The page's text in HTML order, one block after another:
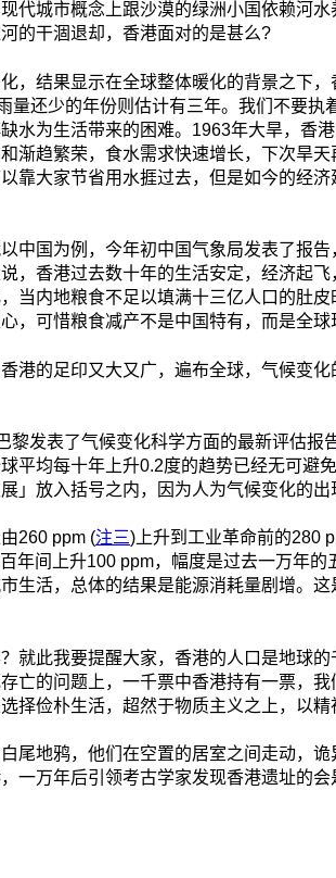
代城市概念上跟沙漠的绿洲小国依赖河
的干涸退却，香港面对的是甚么?
结果显示在全球整体暖化的背景之下
还少的年份则估计有三年。我们不要
水为生活带来的困难。1963年大旱，香
渐趋繁荣，食水需求快速增长，下次旱
靠大家节省用水捱过去，但是如今的经
国为例，今年初中国气象局发表了报
香港过去数十年的生活安定，经济起
当内地粮食不足以填满十三亿人口的肚
可惜粮食减产不是中国特有，而是全
的足印又大又广，遍布全球，气候变
黎发表了气候变化科学方面的最新评估报
平均每十年上升0.2度的趋势已经无可避
」放入括号之内，因为人为气候变化的
260 ppm (注三)上升到工业革命前的280
年间上升100 ppm，幅度是过去一万年
生活，总体的结果是能源消耗量剧增。
此我要提醒大家，香港的人口是地球
亡的问题上，一千票中香港持有一票，
俭朴生活，超然于物质主义之上，以精
地鸦，他们在空置的居室之间走动，
一万年后引领考古学家发现香港遗址的会